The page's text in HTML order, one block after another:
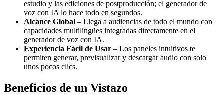
estudio y las ediciones de postproducción; el generador de
voz con IA lo hace todo en segundos.
Alcance Global – Llega a audiencias de todo el mundo con
capacidades multilingües integradas directamente en el
generador de voz con IA.
Experiencia Fácil de Usar – Los paneles intuitivos te
permiten generar, previsualizar y descargar audio con solo
unos pocos clics.
Beneficios de un Vistazo